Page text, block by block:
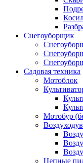
Снегоуборщик
Садовая техника
Мотоблок
Мотобур
Цепные